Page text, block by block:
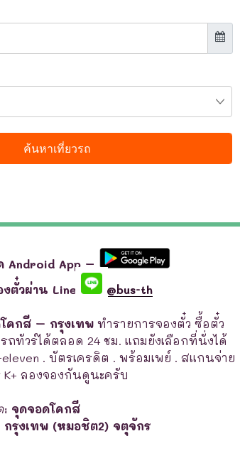
Android App –
ตั๋วผ่าน Line
@bus-th
โคกสี – กรุงเทพ ทำรายการจองตั๋ว ซื้อตั๋ว
ถทัวร์ได้ตลอด 24 ชม. แถมยังเลือกที่นั่งได้
. บัตรเครดิต . พร้อมเพย์ . สแกนจ่าย
K+ ลองจองกันดูนะครับ
: จุดจอดโคกสี
กรุงเทพ (หมอชิต2) จตุจักร